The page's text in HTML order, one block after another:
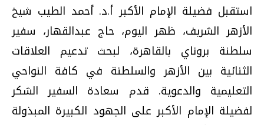
استقبل فضيلة الإمام الأكبر أ.د. أحمد الطيب شيخ
الأزهر الشريف، ظهر اليوم، حاج عبدالقهار، سفير
سلطنة بروناي بالقاهرة، لبحث تدعيم العلاقات
الثنائية بين الأزهر والسلطنة في كافة النواحي
التعليمية والدعوية. قدم سعادة السفير الشكر
لفضيلة الإمام الأكبر على الجهود الكبيرة المبذولة